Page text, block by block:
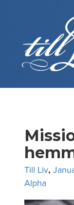
Till Liv,
Alpha